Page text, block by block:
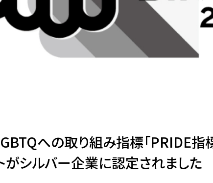
への取り組み指標「PRIDE指
がシルバー企業に認定されました